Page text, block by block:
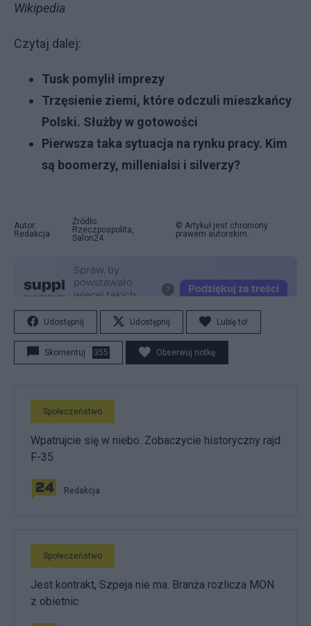
Wikipedia
Czytaj dalej:
Tusk pomylił imprezy
Trzęsienie ziemi, które odczuli mieszkańcy
Polski. Służby w gotowości
Pierwsza taka sytuacja na rynku pracy. Kim
są boomerzy, millenialsi i silverzy?
Autor:
Redakcja
Źródło:
Rzeczpospolita,
Salon24
© Artykuł jest chroniony
prawem autorskim.
Udostępnij Udostępnij Lubię to!
Skomentuj 355 Obserwuj notkę
Społeczeństwo
Wpatrujcie się w niebo. Zobaczycie historyczny rajd
F-35
Redakcja
Społeczeństwo
Jest kontrakt, Szpeja nie ma. Branża rozlicza MON
z obietnic